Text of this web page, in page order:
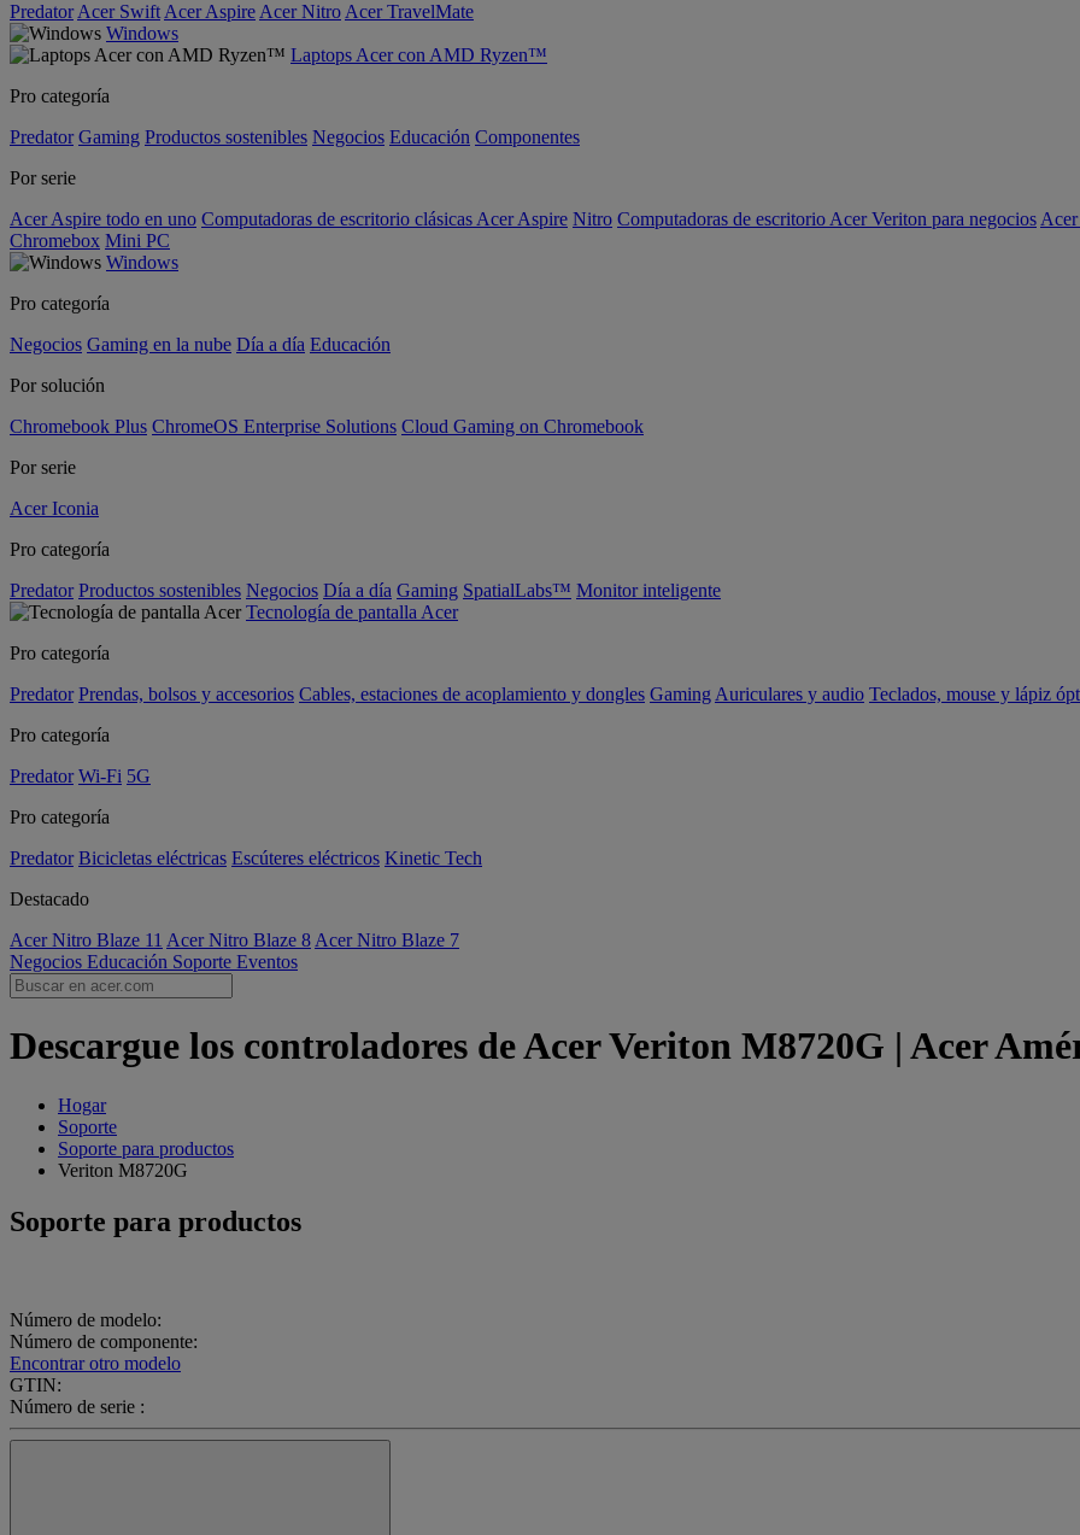
Predator Acer Swift Acer Aspire Acer Nitro Acer TravelMate
Windows
Laptops Acer con AMD Ryzen™
Pro categoría
Predator Gaming Productos sostenibles Negocios Educación Componentes
Por serie
Acer Aspire todo en uno Computadoras de escritorio clásicas Acer Aspire Nitro Computadoras de escritorio Acer Veriton para negocios
Chromebox Mini PC
Windows
Pro categoría
Negocios Gaming en la nube Día a día Educación
Por solución
Chromebook Plus ChromeOS Enterprise Solutions Cloud Gaming on Chromebook
Por serie
Acer Iconia
Pro categoría
Predator Productos sostenibles Negocios Día a día Gaming SpatialLabs™ Monitor inteligente
Tecnología de pantalla Acer
Pro categoría
Predator Prendas, bolsos y accesorios Cables, estaciones de acoplamiento y dongles Gaming Auriculares y audio Teclados, mouse y lápiz
Pro categoría
Predator Wi-Fi 5G
Pro categoría
Predator Bicicletas eléctricas Escúteres eléctricos Kinetic Tech
Destacado
Acer Nitro Blaze 11 Acer Nitro Blaze 8 Acer Nitro Blaze 7
Negocios Educación Soporte Eventos
Descargue los controladores de Acer Veriton M8720G | Acer
Hogar
Soporte
Soporte para productos
Veriton M8720G
Soporte para productos
Número de modelo:
Número de componente:
Encontrar otro modelo
GTIN:
Número de serie :